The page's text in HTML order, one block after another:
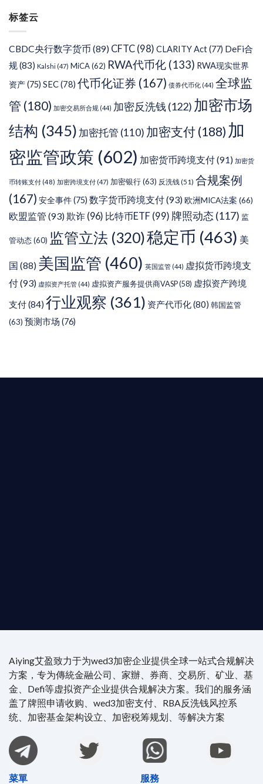
类
标签云
CBDC央行数字货币 (89) CFTC (98) CLARITY Act(77) DeFi合
规(83) Kalshi (47) MiCA(62) RWA代币化 (133) RWA现实世界
资产(75) SEC(78) 代币化证券 (167) 债券代币化 (44) 全球监
管 (180) 加密交易所合规 (44) 加密反洗钱 (122) 加密市场
结构 (345) 加密托管 (110) 加密支付 (188) 加
密监管政策 (602) 加密货币跨境支付(91) 加密货
币转账支付 (48) 加密跨境支付 (47) 加密银行(63) 反洗钱(51) 合规案例
(167) 安全事件(75) 数字货币跨境支付(93)欧洲MICA法案 (66)
欧盟监管 (93)欺诈 (96) 比特币ETF (99) 牌照动态 (117) 监
管动态(60) 监管立法 (320)稳定币 (463) 美
国 (88) 美国监管 (460) 英国监管 (44) 虚拟货币跨境支
付(93) 虚拟资产托管 (44) 虚拟资产服务提供商VASP(58) 虚拟资产跨境
支付(84) 行业观察 (361) 资产代币化(80) 韩国监管
(63) 预测市场 (76)
Aiying艾盈致力于为wed3加密企业提供全球一站式合规解决
方案，专为傳統金融公司、家辦、券商、交易所、矿业、基
金、Defi等虚拟资产企业提供合规解决方案。我们的服务涵
盖了牌照申请收购、wed3加密支付、RBA反洗钱风控系
统、加密基金架构设立、加密税筹规划、等解决方案
菜單 服務